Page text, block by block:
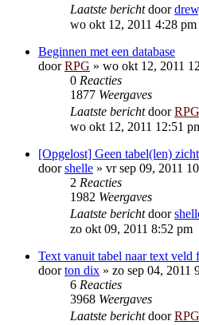
Laatste berichtdoor
wo okt 12, 2011 4:28 pm
Beginnen met een database
doorRPG » wo okt 12, 2011
0 Reacties
1877 Weergaves
Laatste berichtdoorRPG
wo okt 12, 2011 12:51
[Opgelost] Geen tabel(len)
doorshelle » vr sep 09, 2011
2 Reacties
1982 Weergaves
Laatste berichtdoor
zo okt 09, 2011 8:52 pm
Text vanuit tabel naar text veld
doorton dix » zo sep 04, 2011
6 Reacties
3968 Weergaves
Laatste berichtdoorRPG